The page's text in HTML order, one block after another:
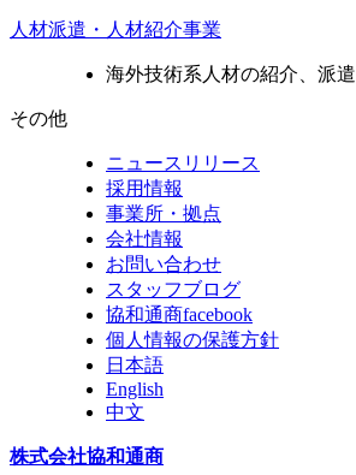
人材派遣・人材紹介事業
海外技術系人材の紹介、派遣
その他
ニュースリリース
採用情報
事業所・拠点
会社情報
お問い合わせ
スタッフブログ
協和通商facebook
個人情報の保護方針
日本語
English
中文
株式会社協和通商